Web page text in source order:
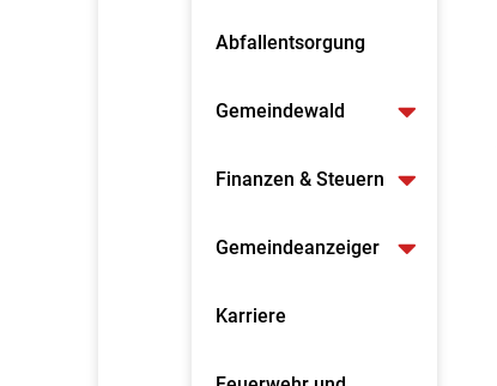
Abfallentsorgung
Gemeindewald
Finanzen & Steuern
Gemeindeanzeiger
Karriere